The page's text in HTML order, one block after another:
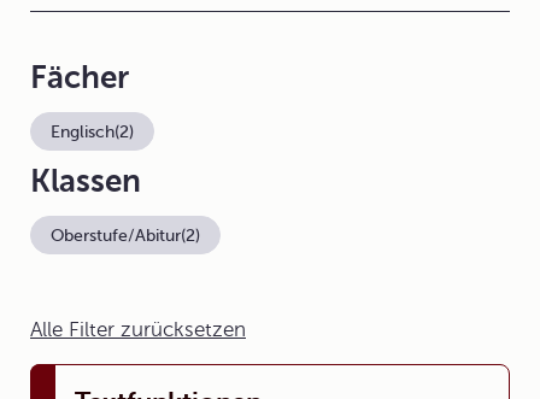
Alle Filter zurücksetzen
Fächer
Englisch(2)
Klassen
Oberstufe/Abitur(2)